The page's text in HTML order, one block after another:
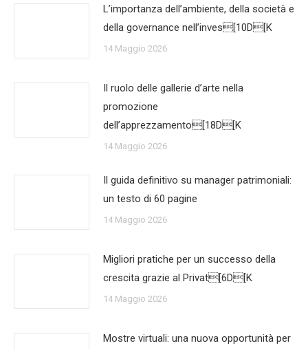
L’importanza dell’ambiente, della società e
della governance nell’inves[10D[K
14 Maggio 2026
Il ruolo delle gallerie d’arte nella
promozione
dell’apprezzamento[18D[K
14 Maggio 2026
Il guida definitivo su manager patrimoniali:
un testo di 60 pagine
14 Maggio 2026
Migliori pratiche per un successo della
crescita grazie al Privat[6D[K
14 Maggio 2026
Mostre virtuali: una nuova opportunità per